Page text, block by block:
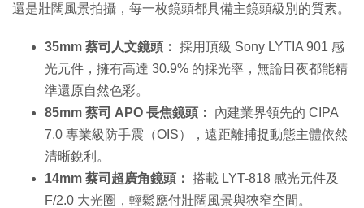
還是壯闊風景拍攝，每一枚鏡頭都具備主鏡頭級別的質素。
35mm 蔡司人文鏡頭： 採用頂級 Sony LYTIA 901 感
光元件，擁有高達 30.9% 的採光率，無論日夜都能精
準還原自然色彩。
85mm 蔡司 APO 長焦鏡頭：
內建業界領先的 CIPA
7.0 專業級防手震（OIS），遠距離捕捉動態主體依然
清晰銳利。
14mm 蔡司超廣角鏡頭： 搭載 LYT-818 感光元件及
F/2.0 大光圈，輕鬆應付壯闊風景與狹窄空間。